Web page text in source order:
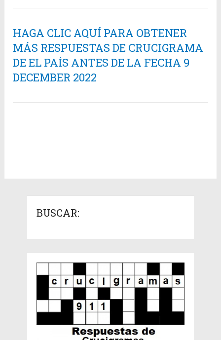
HAGA CLIC AQUÍ PARA OBTENER
MÁS RESPUESTAS DE CRUCIGRAMA
DE EL PAÍS ANTES DE LA FECHA 9
DECEMBER 2022
BUSCAR: